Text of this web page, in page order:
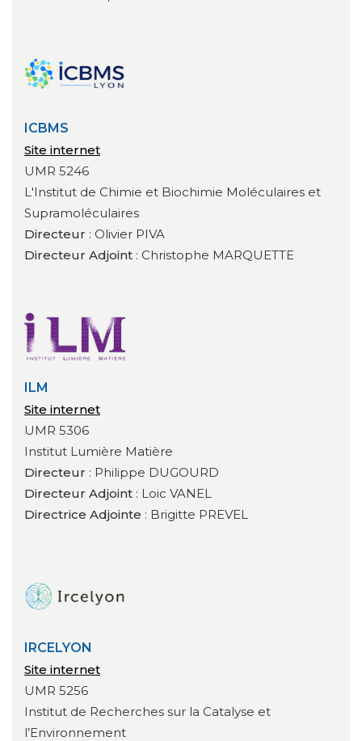
ICBMS
Site internet
UMR 5246
L'Institut de Chimie et Biochimie Moléculaires et
Supramoléculaires
Directeur : Olivier PIVA
Directeur Adjoint : Christophe MARQUETTE
ILM
Site internet
UMR 5306
Institut Lumière Matière
Directeur : Philippe DUGOURD
Directeur Adjoint : Loic VANEL
Directrice Adjointe : Brigitte PREVEL
IRCELYON
Site internet
UMR 5256
Institut de Recherches sur la Catalyse et
l’Environnement